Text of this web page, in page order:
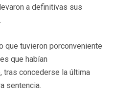
a definitivas sus
que tuvieron porconveniente
que habían
tras concederse la última
sentencia.